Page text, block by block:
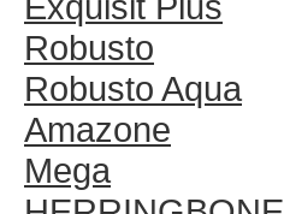
Robusto
Robusto Aqua
Amazone
Mega